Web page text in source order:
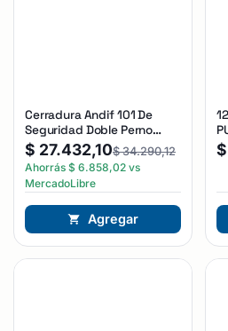
Cerradura Andif 101 De
Seguridad Doble Perno
Reforzada Plateado
$ 27.432,10$34.290,12
Ahorrás $ 6.858,02 vs
MercadoLibre
Agregar
$